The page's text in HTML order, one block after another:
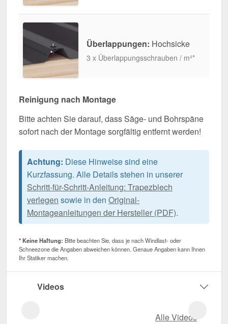
Überlappungen: Hochsicke
3 x Überlappungsschrauben / m²*
Reinigung nach Montage
Bitte achten Sie darauf, dass Säge- und Bohrspäne
sofort nach der Montage sorgfältig entfernt werden!
Achtung: Diese Hinweise sind eine
Kurzfassung. Alle Details stehen in unserer
Schritt-für-Schritt-Anleitung: Trapezblech
verlegen sowie in den Original-
Montageanleitungen der Hersteller (PDF).
* Keine Haftung: Bitte beachten Sie, dass je nach Windlast- oder
Schneezone die Angaben abweichen können. Genaue Angaben kann Ihnen
Ihr Statiker machen.
Videos
Alle Videos